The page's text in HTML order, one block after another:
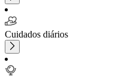
Cuidados diários